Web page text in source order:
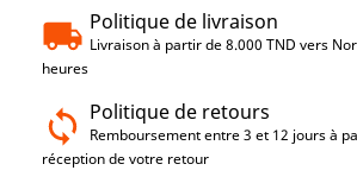
Politique de livraison
Livraison à partir de 8.000 TND vers
heures
Politique de retours
Remboursement entre 3 et 12 jours à
réception de votre retour